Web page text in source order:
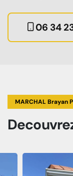
06 34
MARCHAL Brayan